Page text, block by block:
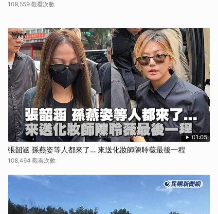
109,559 觀看次數
01:05
張韶涵 孫燕姿等人都來了... 來送化妝師陳聆薇最後一程
108,464 觀看次數